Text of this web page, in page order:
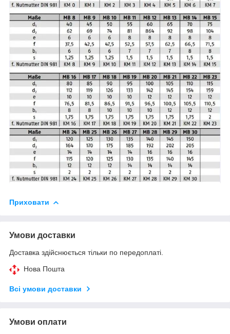
Приховати
Умови доставки
Доставка здійснюється тільки по передоплаті.
Нова Пошта
Всі умови доставки
Умови оплати